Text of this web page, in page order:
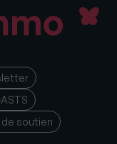
soutien